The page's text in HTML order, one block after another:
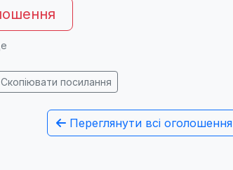
Скопіювати посилання
Переглянути всі оголошення